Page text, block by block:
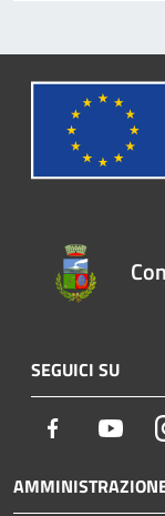
SEGUICI SU
Facebook